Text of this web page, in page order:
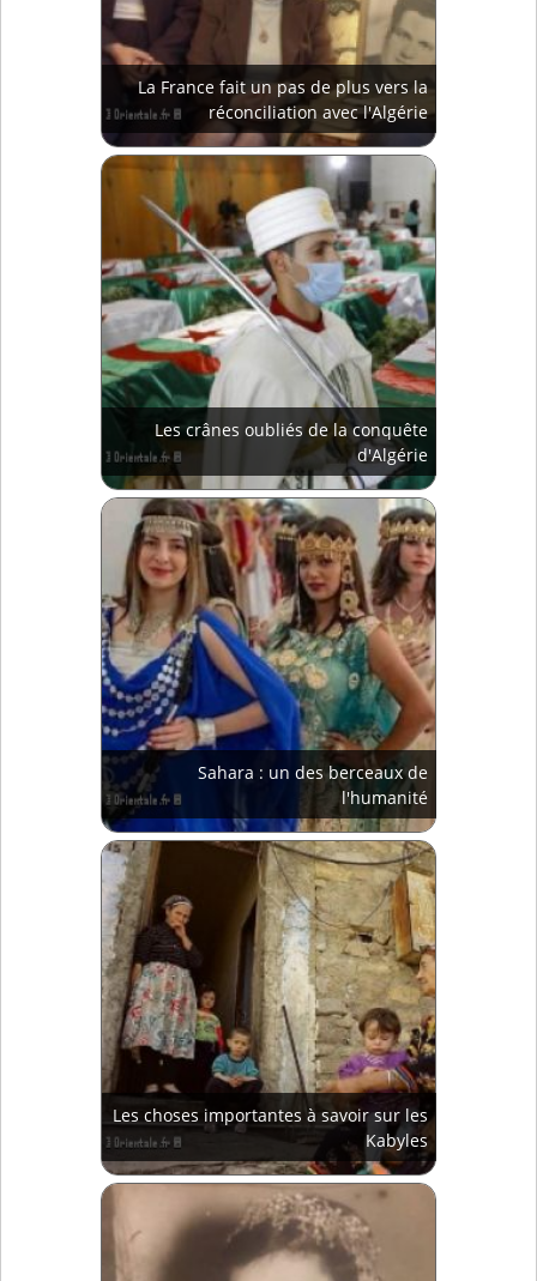
La France fait un pas de plus vers la
réconciliation avec l'Algérie
Les crânes oubliés de la conquête
d'Algérie
Sahara : un des berceaux de
l'humanité
Les choses importantes à savoir sur les
Kabyles